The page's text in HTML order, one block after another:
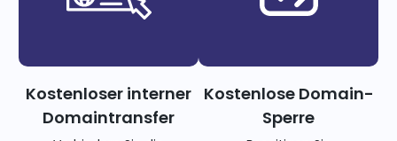
Kostenloser interner
Domaintransfer
Kostenlose Domain-
Sperre